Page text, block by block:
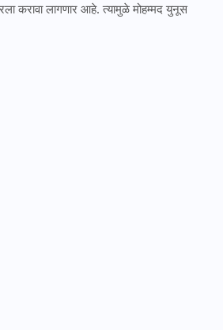
करावा लागणार आहे. त्यामुळे मोहम्मद युनूस